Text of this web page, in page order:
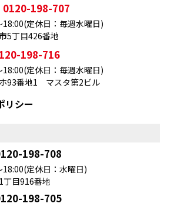
0120-198-707
5丁目426番地
定休日：毎週水曜日)
198-716
93番地1 マスタ第2ビル
定休日：毎週水曜日)
リシー
198-708
定休日：水曜日)
丁目916番地
198-705